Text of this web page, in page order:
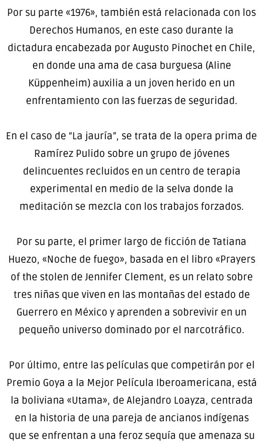
Por su parte «1976», también está relacionada con los
Derechos Humanos, en este caso durante la
dictadura encabezada por Augusto Pinochet en Chile,
en donde una ama de casa burguesa (Aline
Küppenheim) auxilia a un joven herido en un
enfrentamiento con las fuerzas de seguridad.
En el caso de “La jauría”, se trata de la opera prima de
Ramírez Pulido sobre un grupo de jóvenes
delincuentes recluidos en un centro de terapia
experimental en medio de la selva donde la
meditación se mezcla con los trabajos forzados.
Por su parte, el primer largo de ficción de Tatiana
Huezo, «Noche de fuego», basada en el libro «Prayers
of the stolen de Jennifer Clement, es un relato sobre
tres niñas que viven en las montañas del estado de
Guerrero en México y aprenden a sobrevivir en un
pequeño universo dominado por el narcotráfico.
Por último, entre las películas que competirán por el
Premio Goya a la Mejor Película Iberoamericana, está
la boliviana «Utama», de Alejandro Loayza, centrada
en la historia de una pareja de ancianos indígenas
que se enfrentan a una feroz sequía que amenaza su